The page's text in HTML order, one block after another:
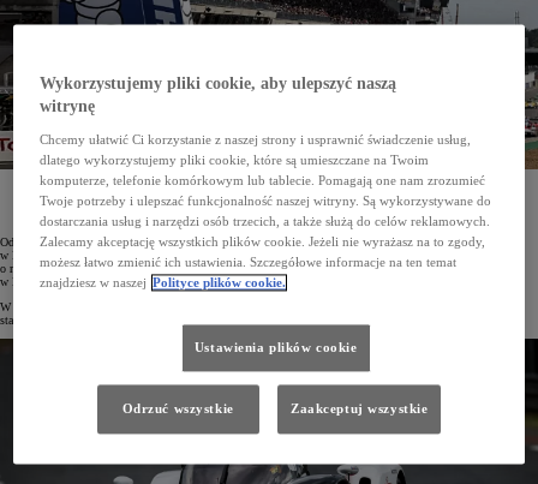
W dniach 10-11 czerwca 2023 roku zespół TOYOTA GAZOO Racing powalczy o szóste z rzędu
zwycięstwo w 24-godzinnym wyścigu w Le Mans. Będzie to już 91. edycja kultowego, francuskiego
wyścigu długodystansowego. Co więcej, zostanie ona rozegrana w setną rocznicę jego powstania.
Od 2018 roku zespół TOYOTA GAZOO Racing pięć raz z rzędu triumfował w legendarnym wyścigu
w Le Mans. W dniach 10–11 czerwca 2023 roku team po raz kolejny weźmie udział w zawodach i powalczy
o rekordowe, szóste zwycięstwo. Do tej pory tylko dwóm innym producentom udało się triumfować
w Le Mans przez sześć lat z rzędu
W tym roku załogi Toyot GR010 HYBRID będą musiały zmierzyć się z rekordową liczbą rywali. Na prostej
startowej toru Circuit de la Sarthe stanie aż 16 hipersamochodów (w łącznej stawce 62 rywalizujących załóg).
Wykorzystujemy pliki cookie, aby ulepszyć naszą
witrynę
Chcemy ułatwić Ci korzystanie z naszej strony i usprawnić świadczenie usług,
dlatego wykorzystujemy pliki cookie, które są umieszczane na Twoim
komputerze, telefonie komórkowym lub tablecie. Pomagają one nam zrozumieć
Twoje potrzeby i ulepszać funkcjonalność naszej witryny. Są wykorzystywane do
dostarczania usług i narzędzi osób trzecich, a także służą do celów reklamowych.
Zalecamy akceptację wszystkich plików cookie. Jeżeli nie wyrażasz na to zgody,
możesz łatwo zmienić ich ustawienia. Szczegółowe informacje na ten temat
znajdziesz w naszej Polityce plików cookie.
Ustawienia plików cookie
Odrzuć wszystkie Zaakceptuj wszystkie